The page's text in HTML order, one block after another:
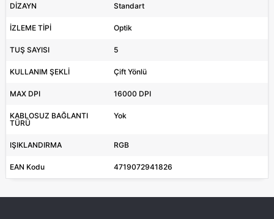
DİZAYN Standart
İZLEME TİPİ Optik
TUŞ SAYISI 5
KULLANIM ŞEKLİ Çift Yönlü
MAX DPI 16000 DPI
KABLOSUZ BAĞLANTI
TÜRÜ
Yok
IŞIKLANDIRMA RGB
EAN Kodu 4719072941826